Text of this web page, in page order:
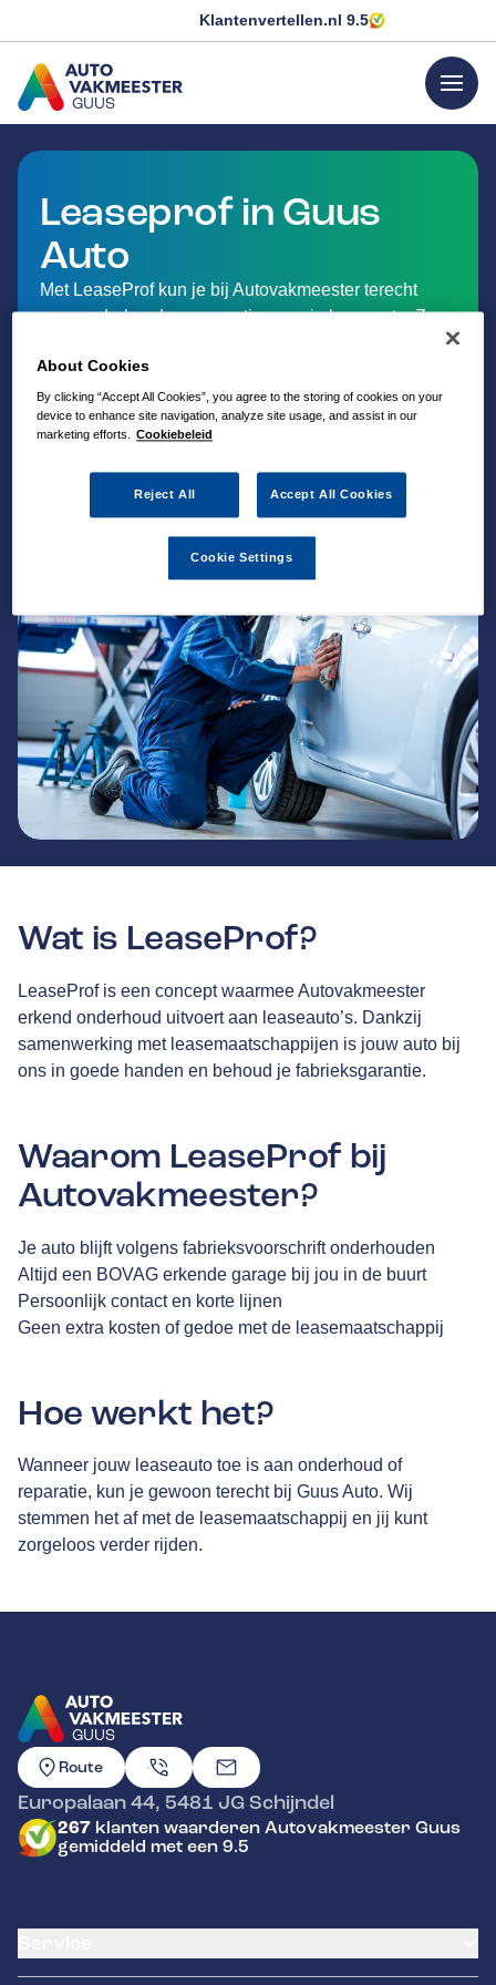
Klantenvertellen.nl 9.5
GUUS
GA NAAR DE HOMEPAGINA
menu
Leaseprof in Guus
Auto
Met LeaseProf kun je bij Autovakmeester terecht
voor onderhoud en reparaties aan je leaseauto. Zo
van persoonlijke service dicht bij huis.
Wat is LeaseProf?
LeaseProf is een concept waarmee Autovakmeester
erkend onderhoud uitvoert aan leaseauto’s. Dankzij
samenwerking met leasemaatschappijen is jouw auto bij
ons in goede handen en behoud je fabrieksgarantie.
Waarom LeaseProf bij
Autovakmeester?
Je auto blijft volgens fabrieksvoorschrift onderhouden
Altijd een BOVAG erkende garage bij jou in de buurt
Persoonlijk contact en korte lijnen
Geen extra kosten of gedoe met de leasemaatschappij
Hoe werkt het?
Wanneer jouw leaseauto toe is aan onderhoud of
reparatie, kun je gewoon terecht bij Guus Auto. Wij
stemmen het af met de leasemaatschappij en jij kunt
zorgeloos verder rijden.
GUUS
GA NAAR DE HOMEPAGINA
Route
Europalaan 44, 5481 JGSchijndel
267 klanten waarderen Autovakmeester Guus
gemiddeld met een 9.5
About Cookies
By clicking “Accept All Cookies”, you agree to the storing of cookies on your
device to enhance site navigation, analyze site usage, and assist in our
marketing efforts. Cookiebeleid
Reject All Accept All Cookies
Cookie Settings